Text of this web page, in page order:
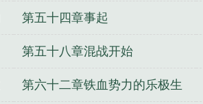
第五十四章事起
第五十八章混战开始
第六十二章铁血势力的乐极生